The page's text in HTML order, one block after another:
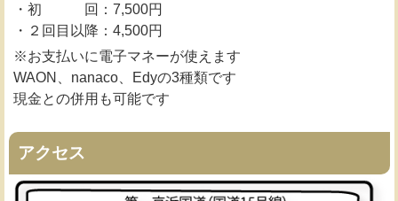
・初 回：7,500円
・２回目以降：4,500円
※お支払いに電子マネーが使えます
WAON、nanaco、Edyの3種類です
現金との併用も可能です
アクセス